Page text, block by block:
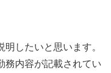
したいと思います。
務内容が記載されてい